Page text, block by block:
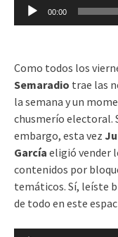
Reproductor
00:00
Como todos los
Semaradio trae las
la semana y un
chusmerío electoral.
embargo, esta vez
García eligió vender
contenidos por
temáticos. Sí, leíste
de todo en este